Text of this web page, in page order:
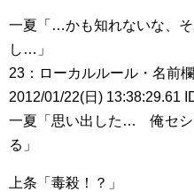
一夏「…かも知れないな、
し…」
23：ローカルルール・名前
2012/01/22(日) 13:38:29.61
一夏「思い出した… 俺セシ
る」
上条「毒殺！？」